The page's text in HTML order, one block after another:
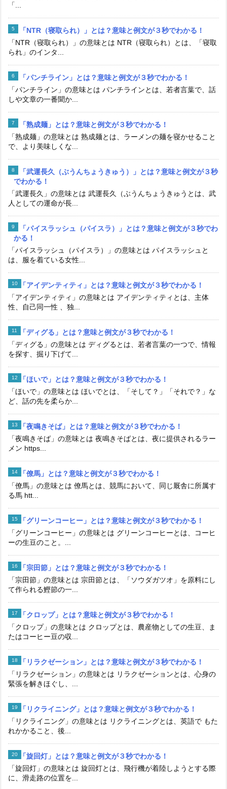
「...
「NTR（寝取られ）」とは？意味と例文が３秒でわかる！
「NTR（寝取られ）」の意味とは NTR（寝取られ）とは、「寝取
られ」のインタ...
「パンチライン」とは？意味と例文が３秒でわかる！
「パンチライン」の意味とは パンチラインとは、若者言葉で、話
しや文章の一番聞か...
「熟成麺」とは？意味と例文が３秒でわかる！
「熟成麺」の意味とは 熟成麺とは、ラーメンの麺を寝かせること
で、より美味しくな...
「武運長久（ぶうんちょうきゅう）」とは？意味と例文が３秒
でわかる！
「武運長久」の意味とは 武運長久（ぶうんちょうきゅうとは、武
人としての運命が長...
「パイスラッシュ（パイスラ）」とは？意味と例文が３秒でわ
かる！
「パイスラッシュ（パイスラ）」の意味とは パイスラッシュと
は、服を着ている女性...
「アイデンティティ」とは？意味と例文が３秒でわかる！
「アイデンティティ」の意味とは アイデンティティとは、主体
性、自己同一性 、独...
「ディグる」とは？意味と例文が３秒でわかる！
「ディグる」の意味とは ディグるとは、若者言葉の一つで、情報
を探す、掘り下げて...
「ほいで」とは？意味と例文が３秒でわかる！
「ほいで」の意味とは ほいでとは、「そして？」「それで？」な
ど、話の先を柔らか...
「夜鳴きそば」とは？意味と例文が３秒でわかる！
「夜鳴きそば」の意味とは 夜鳴きそばとは、夜に提供されるラー
メン https...
「僚馬」とは？意味と例文が３秒でわかる！
「僚馬」の意味とは 僚馬とは、競馬において、同じ厩舎に所属す
る馬 htt...
「グリーンコーヒー」とは？意味と例文が３秒でわかる！
「グリーンコーヒー」の意味とは グリーンコーヒーとは、コーヒ
ーの生豆のこと。...
「宗田節」とは？意味と例文が３秒でわかる！
「宗田節」の意味とは 宗田節とは、「ソウダガツオ」を原料にし
て作られる鰹節の一...
「クロップ」とは？意味と例文が３秒でわかる！
「クロップ」の意味とは クロップとは、農産物としての生豆、ま
たはコーヒー豆の収...
「リラクゼーション」とは？意味と例文が３秒でわかる！
「リラクゼーション」の意味とは リラクゼーションとは、心身の
緊張を解きほぐし、...
「リクライニング」とは？意味と例文が３秒でわかる！
「リクライニング」の意味とは リクライニングとは、英語で もた
れかかること、後...
「旋回灯」とは？意味と例文が３秒でわかる！
「旋回灯」の意味とは 旋回灯とは、飛行機が着陸しようとする際
に、滑走路の位置を...